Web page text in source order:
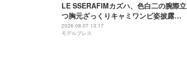
LE SSERAFIMカズハ、色白二の腕際立
つ胸元ざっくりキャミワンピ姿披露
「オーラが凄い」「ビジュ優勝」
2026.08.07 13:17
モデルプレス